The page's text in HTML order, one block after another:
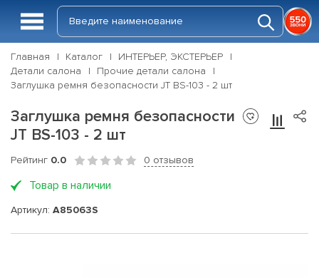
Главная Каталог
ИНТЕРЬЕР, ЭКСТЕРЬЕР
Детали салона
Прочие детали салона
Заглушка ремня безопасности JT BS-103 - 2 шт
Заглушка ремня безопасности
JT BS-103 - 2 шт
Рейтинг 0.0 0 отзывов
Товар в наличии
Артикул: A85063S